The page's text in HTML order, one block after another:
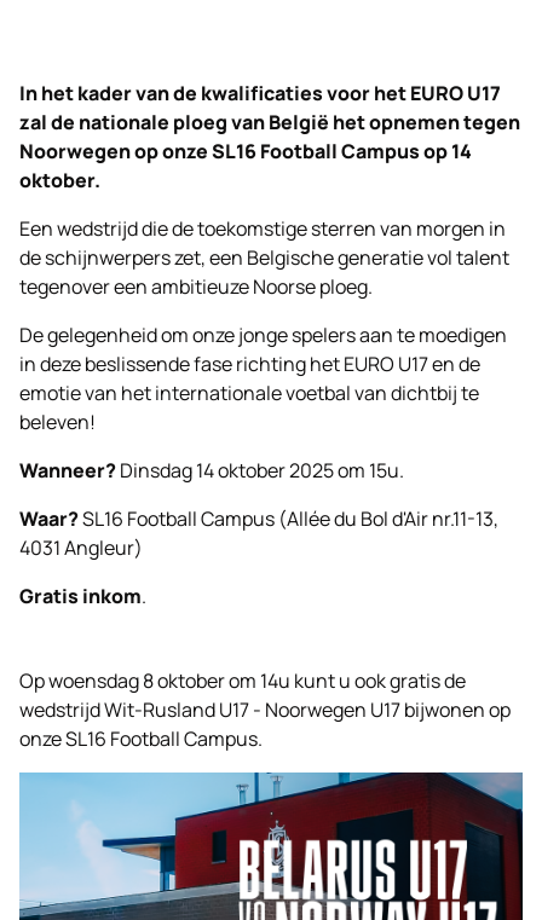
In het kader van de kwalificaties voor het EURO U17
zal de nationale ploeg van België het opnemen tegen
Noorwegen op onze SL16 Football Campus op 14
oktober.
Een wedstrijd die de toekomstige sterren van morgen in
de schijnwerpers zet, een Belgische generatie vol talent
tegenover een ambitieuze Noorse ploeg.
De gelegenheid om onze jonge spelers aan te moedigen
in deze beslissende fase richting het EURO U17 en de
emotie van het internationale voetbal van dichtbij te
beleven!
Wanneer?Dinsdag 14 oktober 2025 om 15u.
Waar?SL16 Football Campus (Allée du Bol d'Air nr.11-13,
4031 Angleur)
Gratis inkom.
Op woensdag 8 oktober om 14u kunt u ook gratis de
wedstrijd Wit-Rusland U17 - Noorwegen U17 bijwonen op
onze SL16 Football Campus.